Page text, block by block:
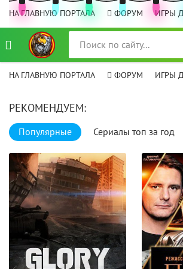
НА ГЛАВНУЮ ПОРТАЛА ФОРУМ ИГРЫ
НА ГЛАВНУЮ ПОРТАЛА ФОРУМ ИГРЫ
РЕКОМЕНДУЕМ:
Популярные Сериалы топ за год